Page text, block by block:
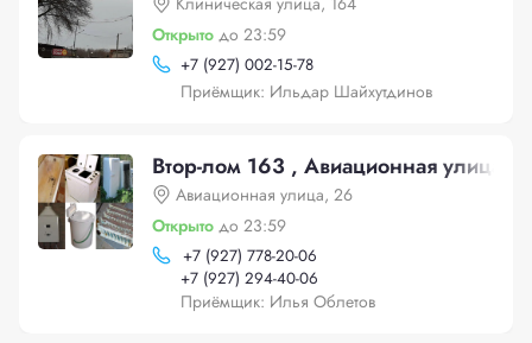
Открыто до 23:59
+7 (927) 002-15-78
Приёмщик: Ильдар Шайхутдинов
Втор-лом 163 , Авиационная улица,
Авиационная улица, 26
Открыто до 23:59
+7 (927) 778-20-06
+7 (927) 294-40-06
Приёмщик: Илья Облетов